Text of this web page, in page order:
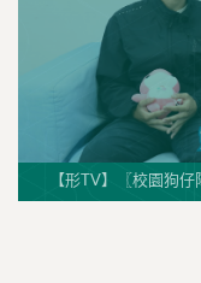
【形TV】〖校園狗